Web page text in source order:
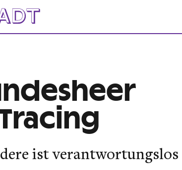
ist verantwortungslos